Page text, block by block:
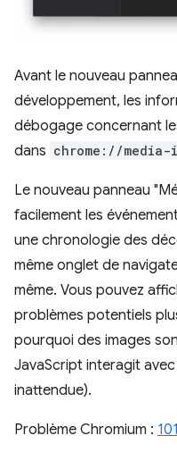
Avant le nouveau
développement, les
débogage concernant
dans chrome://
Le nouveau panneau
facilement les
une chronologie des
même onglet de
même. Vous pouvez
problèmes potentiels
pourquoi des images
JavaScript interagit
inattendue).
Problème Chromium :